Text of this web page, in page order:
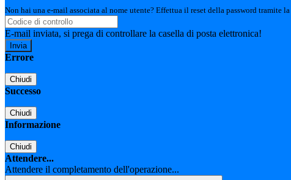
Non hai una e-mail associata al nome utente? Effettua il reset della password tramite la
E-mail inviata, si prega di controllare la casella di posta elettronica!
Errore
Chiudi
Successo
Chiudi
Informazione
Chiudi
Attendere...
Attendere il completamento dell'operazione...